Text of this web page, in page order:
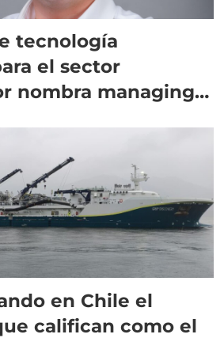
tecnología
el sector
nombra managing
en Chile el
califican como el